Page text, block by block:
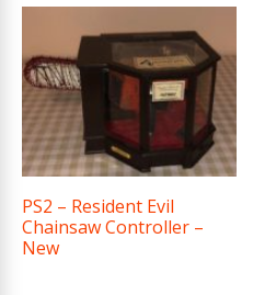
PS2 – Resident Evil
Chainsaw Controller –
New